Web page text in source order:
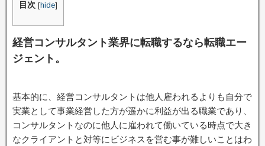
目次 [hide]
経営コンサルタント業界に転職するなら転職エー
ジェント。
基本的に、経営コンサルタントは他人雇われるよりも自分で
実業として事業経営した方が遥かに利益が出る職業であり、
コンサルタントなのに他人に雇われて働いている時点で大き
なクライアントと対等にビジネスを営む事が難しいことはわ